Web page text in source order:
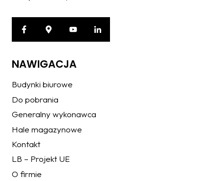
NAWIGACJA
Budynki biurowe
Do pobrania
Generalny wykonawca
Hale magazynowe
Kontakt
LB – Projekt UE
O firmie